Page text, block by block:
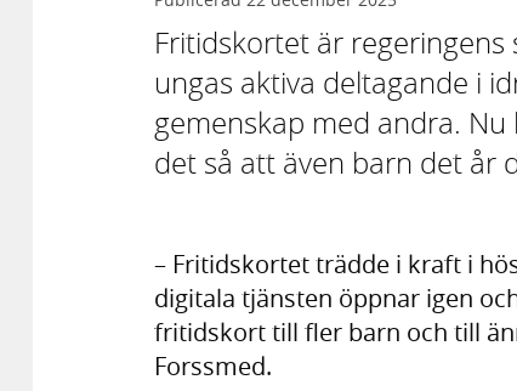
Fritidskortet är
ungas aktiva deltagande i
gemenskap med andra.
det så att även barn det år
– Fritidskortet trädde i kraft i
digitala tjänsten öppnar igen
fritidskort till fler barn och till
Forssmed.